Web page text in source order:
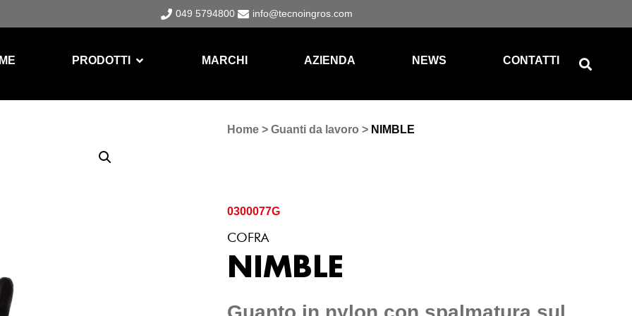
049 5794800 info@tecnoingros.com
PRODOTTI MARCHI AZIENDA NEWS CONTATTI
Home >Guanti da lavoro > NIMBLE
0300077G
COFRA
NIMBLE